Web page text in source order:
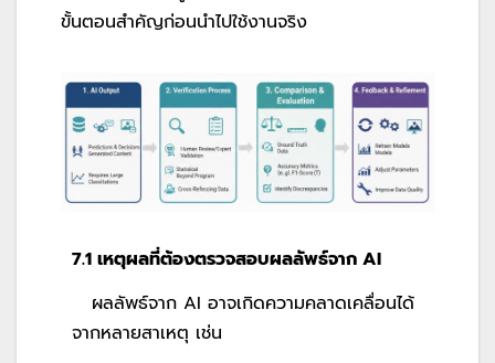
ขั้นตอนสำคัญก่อนนำไปใช้งานจริง
7.1 เหตุผลที่ต้องตรวจสอบผลลัพธ์จาก AI
ผลลัพธ์จาก AI อาจเกิดความคลาดเคลื่อนได้
จากหลายสาเหตุ เช่น